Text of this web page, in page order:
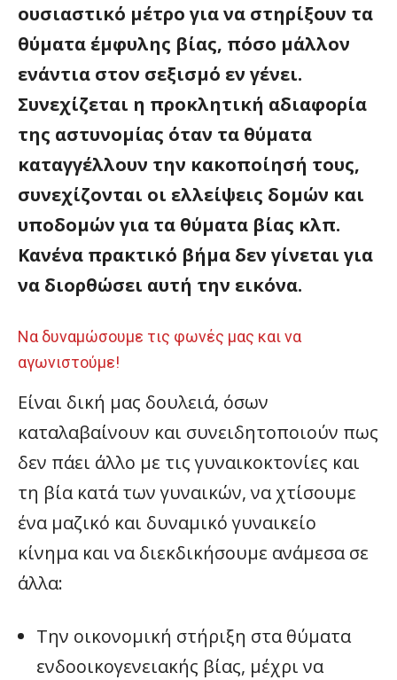
ουσιαστικό μέτρο για να στηρίξουν τα
θύματα έμφυλης βίας, πόσο μάλλον
ενάντια στον σεξισμό εν γένει.
Συνεχίζεται η προκλητική αδιαφορία
της αστυνομίας όταν τα θύματα
καταγγέλλουν την κακοποίησή τους,
συνεχίζονται οι ελλείψεις δομών και
υποδομών για τα θύματα βίας κλπ.
Κανένα πρακτικό βήμα δεν γίνεται για
να διορθώσει αυτή την εικόνα.
Να δυναμώσουμε τις φωνές μας και να
αγωνιστούμε!
Είναι δική μας δουλειά, όσων
καταλαβαίνουν και συνειδητοποιούν πως
δεν πάει άλλο με τις γυναικοκτονίες και
τη βία κατά των γυναικών, να χτίσουμε
ένα μαζικό και δυναμικό γυναικείο
κίνημα και να διεκδικήσουμε ανάμεσα σε
άλλα:
Την οικονομική στήριξη στα θύματα
ενδοοικογενειακής βίας, μέχρι να